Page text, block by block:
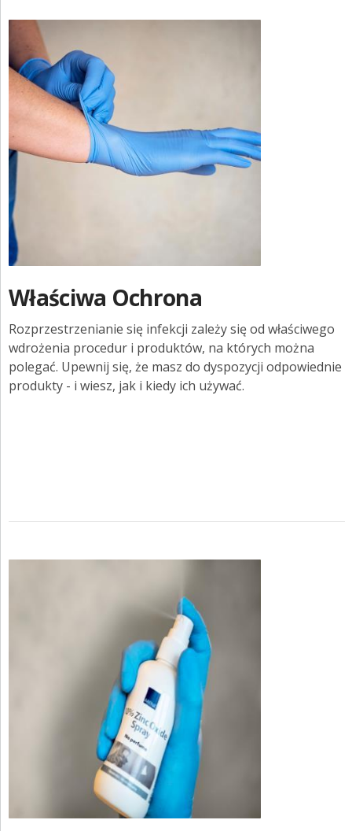
Właściwa Ochrona
Rozprzestrzenianie się infekcji zależy się od właściwego
wdrożenia procedur i produktów, na których można
polegać. Upewnij się, że masz do dyspozycji odpowiednie
produkty - i wiesz, jak i kiedy ich używać.